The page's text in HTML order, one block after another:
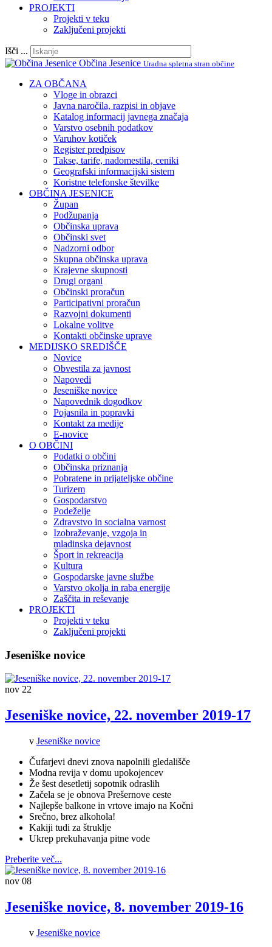
PROJEKTI
Projekti v teku
Zaključeni projekti
Išči ...
Občina Jesenice Uradna spletna stran občine
ZA OBČANA
Vloge in obrazci
Javna naročila, razpisi in objave
Katalog informacij javnega značaja
Varstvo osebnih podatkov
Varuhov kotiček
Register predpisov
Takse, tarife, nadomestila, ceniki
Geografski informacijski sistem
Koristne telefonske številke
OBČINA JESENICE
Župan
Podžupanja
Občinska uprava
Občinski svet
Nadzorni odbor
Skupna občinska uprava
Krajevne skupnosti
Drugi organi
Občinski proračun
Participativni proračun
Razvojni dokumenti
Lokalne volitve
Kontakti občinske uprave
MEDIJSKO SREDIŠČE
Novice
Obvestila za javnost
Napovedi
Jeseniške novice
Napovednik dogodkov
Pojasnila in popravki
Kontakt za medije
E-novice
O OBČINI
Podatki o občini
Občinska priznanja
Pobratene in prijateljske občine
Turizem
Gospodarstvo
Podeželje
Zdravstvo in socialna varnost
Izobraževanje, vzgoja in
mladinska dejavnost
Šport in rekreacija
Kultura
Gospodarske javne službe
Varstvo okolja in raba energije
Zaščita in reševanje
PROJEKTI
Projekti v teku
Zaključeni projekti
Jeseniške novice
nov 22
Jeseniške novice, 22. november 2019-17
v Jeseniške novice
Čufarjevi dnevi znova napolnili gledališče
Modna revija v domu upokojencev
Že šest desetletij sopotnik odraslih
Začela se je obnova Prešernove ceste
Najlepše balkone in vrtove imajo na Kočni
Srečno, brez alkohola!
Kakiji tudi za štruklje
Ukrep prekuhavanja pitne vode
Preberite več...
nov 08
Jeseniške novice, 8. november 2019-16
v Jeseniške novice